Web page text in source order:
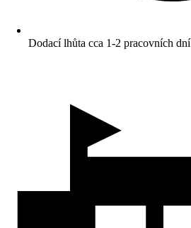
Dodací lhůta cca 1-2 pracovních dní